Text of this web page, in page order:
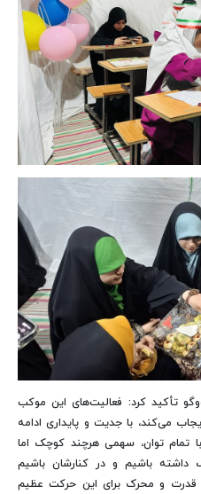
تأکید کرد: فعالیت‌های این موکب
می‌کند، با جدیت و پایداری ادامه
توان، سهمی هرچند کوچک اما
باشیم و در کنارشان باشیم
قدرت و محرک برای این حرکت عظیم